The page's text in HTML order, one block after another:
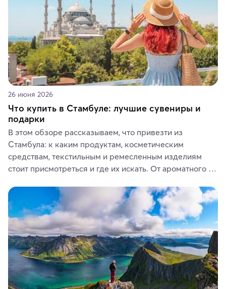
26 июня 2026
Что купить в Стамбуле: лучшие сувениры и
подарки
В этом обзоре рассказываем, что привезти из
Стамбула: к каким продуктам, косметическим
средствам, текстильным и ремесленным изделиям
стоит присмотреться и где их искать. От ароматного
керамики и изделий из кожи на турецких рынках и в
аутентичных лавках — в подарок близким или себе на
память о путешествии.